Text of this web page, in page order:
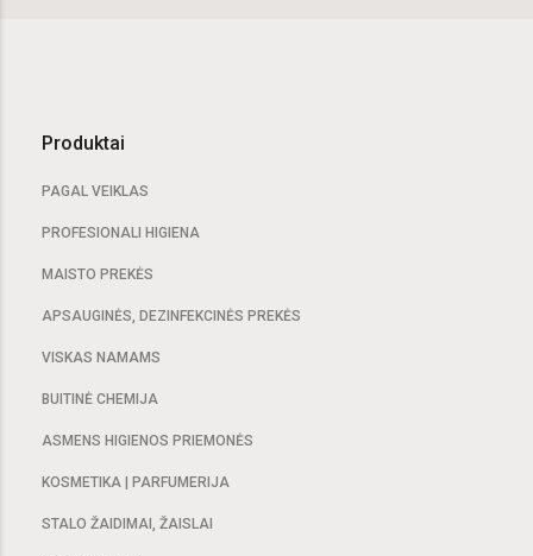
Produktai
PAGAL VEIKLAS
PROFESIONALI HIGIENA
MAISTO PREKĖS
APSAUGINĖS, DEZINFEKCINĖS PREKĖS
VISKAS NAMAMS
BUITINĖ CHEMIJA
ASMENS HIGIENOS PRIEMONĖS
KOSMETIKA | PARFUMERIJA
STALO ŽAIDIMAI, ŽAISLAI